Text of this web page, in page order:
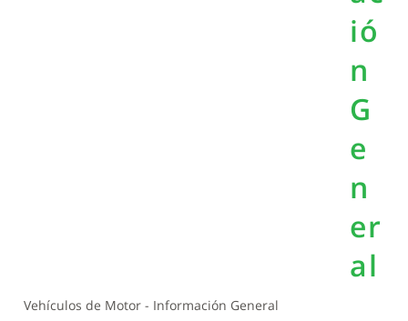
ió
n
G
e
n
er
al
Vehículos de Motor - Información General